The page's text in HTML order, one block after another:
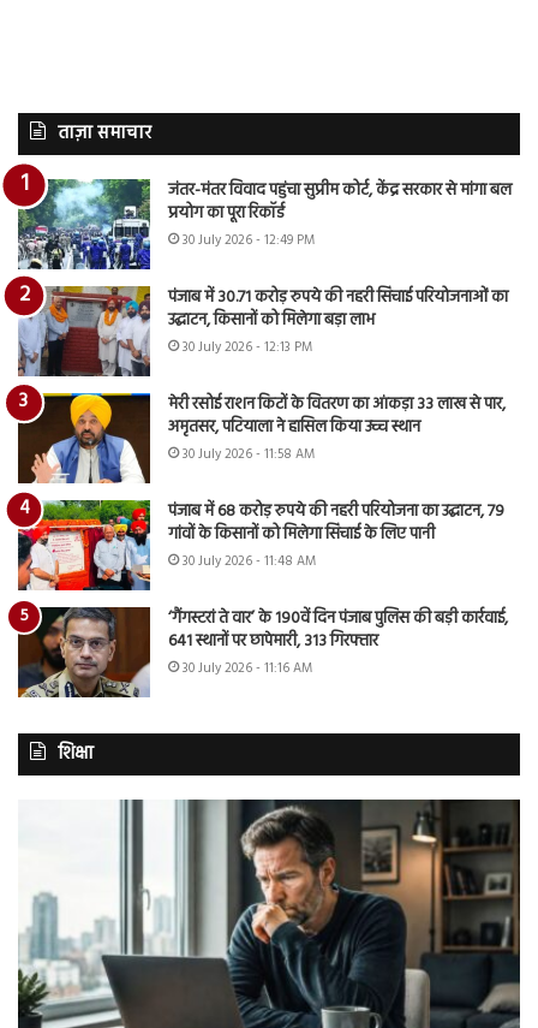
ताज़ा समाचार
जंतर-मंतर विवाद पहुंचा सुप्रीम कोर्ट, केंद्र सरकार से मांगा बल
प्रयोग का पूरा रिकॉर्ड
30 July 2026 - 12:49 PM
पंजाब में 30.71 करोड़ रुपये की नहरी सिंचाई परियोजनाओं का
उद्घाटन, किसानों को मिलेगा बड़ा लाभ
30 July 2026 - 12:13 PM
मेरी रसोई राशन किटों के वितरण का आंकड़ा 33 लाख से पार,
अमृतसर, पटियाला ने हासिल किया उच्च स्थान
30 July 2026 - 11:58 AM
पंजाब में 68 करोड़ रुपये की नहरी परियोजना का उद्घाटन, 79
गांवों के किसानों को मिलेगा सिंचाई के लिए पानी
30 July 2026 - 11:48 AM
‘गैंगस्टरां ते वार’ के 190वें दिन पंजाब पुलिस की बड़ी कार्रवाई,
641 स्थानों पर छापेमारी, 313 गिरफ्तार
30 July 2026 - 11:16 AM
शिक्षा